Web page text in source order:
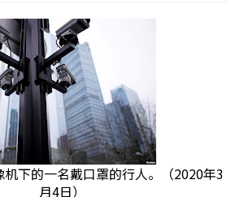
下的一名戴口罩的行人。（2020年3
月4日）